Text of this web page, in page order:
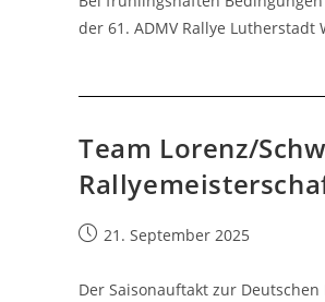
der 61. ADMV Rallye
Team Lorenz/
Beitrag21. September 2025
Der Saisonauftakt zur